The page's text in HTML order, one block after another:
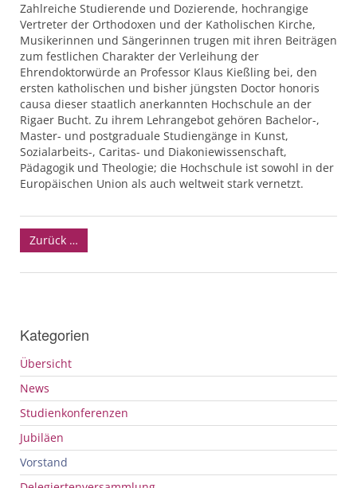
Zahlreiche Studierende und Dozierende, hochrangige
Vertreter der Orthodoxen und der Katholischen Kirche,
Musikerinnen und Sängerinnen trugen mit ihren Beiträgen
zum festlichen Charakter der Verleihung der
Ehrendoktorwürde an Professor Klaus Kießling bei, den
ersten katholischen und bisher jüngsten Doctor honoris
causa dieser staatlich anerkannten Hochschule an der
Rigaer Bucht. Zu ihrem Lehrangebot gehören Bachelor-,
Master- und postgraduale Studiengänge in Kunst,
Sozialarbeits-, Caritas- und Diakoniewissenschaft,
Pädagogik und Theologie; die Hochschule ist sowohl in der
Europäischen Union als auch weltweit stark vernetzt.
Zurück …
Kategorien
Übersicht
News
Studienkonferenzen
Jubiläen
Vorstand